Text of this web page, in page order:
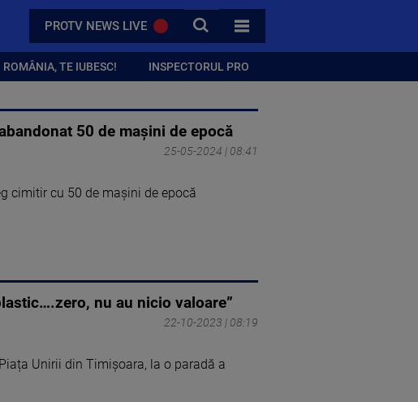
PROTV NEWS LIVE CAUTA
TOATE CATEGORIILE
ROMÂNIA, TE IUBESC! INSPECTORUL PRO
50 de mașini de epocă
25-05-2024 | 08:41
cimitir cu 50 de mașini de epocă
nu au nicio valoare”
22-10-2023 | 08:19
Unirii din Timișoara, la o paradă a